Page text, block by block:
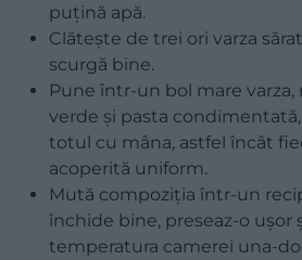
puțină apă.
Clătește de trei ori varza
scurgă bine.
Pune într-un bol mare varza,
verde și pasta
totul cu mâna, astfel încât
acoperită uniform.
Mută compoziția într-un
închide bine, preseaz-o ușor
temperatura camerei una-